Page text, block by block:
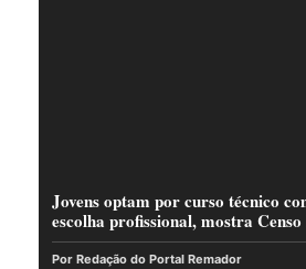
Jovens optam por curso técnico
escolha profissional, mostra
Por Redação do Portal Remador